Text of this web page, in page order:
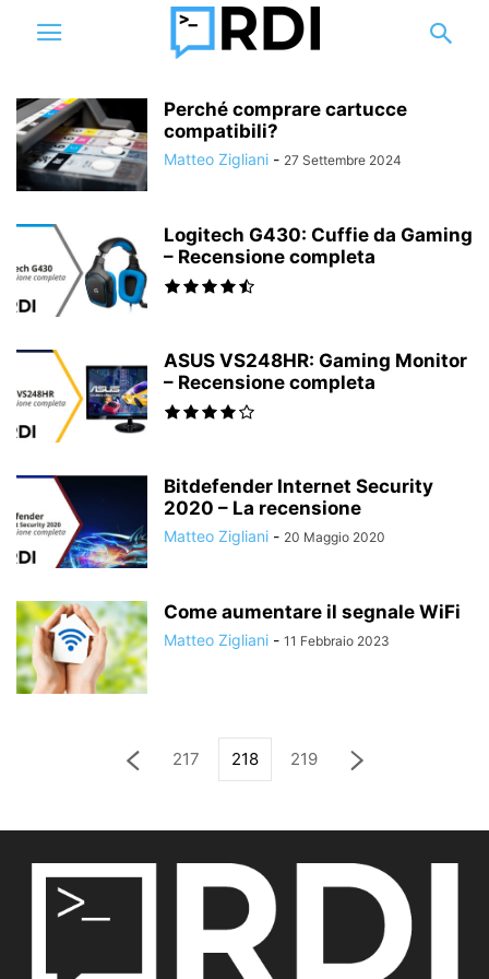
Perché comprare cartucce
compatibili?
Matteo Zigliani - 27 Settembre 2024
Logitech G430: Cuffie da Gaming
– Recensione completa
ASUS VS248HR: Gaming Monitor
– Recensione completa
Bitdefender Internet Security
2020 – La recensione
Matteo Zigliani - 20 Maggio 2020
Come aumentare il segnale WiFi
Matteo Zigliani - 11 Febbraio 2023
217 218 219